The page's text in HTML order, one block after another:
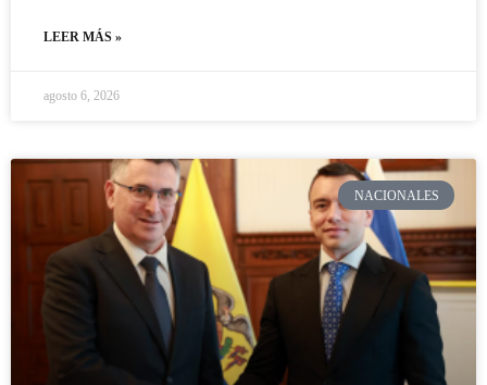
LEER MÁS »
agosto 6, 2026
NACIONALES